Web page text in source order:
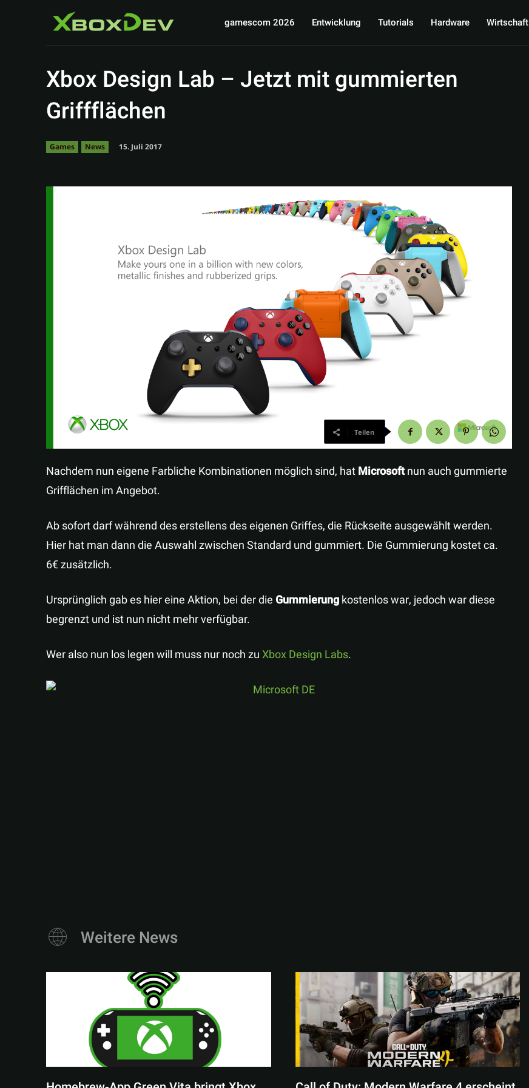
gamescom 2026 Entwicklung Tutorials Hardware Wirtschaft
Xbox Design Lab – Jetzt mit gummierten
Griffflächen
Games News 15. Juli 2017
Teilen
Nachdem nun eigene Farbliche Kombinationen möglich sind, hatMicrosoftnun auch gummierte
Grifflächen im Angebot.
Ab sofort darf während des erstellens des eigenen Griffes, die Rückseite ausgewählt werden.
Hier hat man dann die Auswahl zwischen Standard und gummiert. Die Gummierung kostet ca.
6€ zusätzlich.
Ursprünglich gab es hier eine Aktion, bei der die Gummierungkostenlos war, jedoch war diese
begrenzt und ist nun nicht mehr verfügbar.
Wer also nun los legen will muss nur noch zuXbox Design Labs.
Weitere News